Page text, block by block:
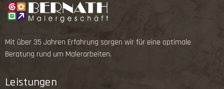
Mit über 35 Jahren Erfahrung sorgen wir für eine optimale
Beratung rund um Malerarbeiten.
Leistungen